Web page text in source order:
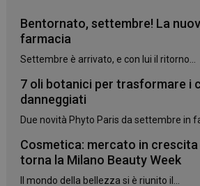
Bentornato, settembre! La
farmacia
Settembre è arrivato, e con lui il ritorno...
7 oli botanici per trasformare i
danneggiati
Due novità Phyto Paris da settembre in
Cosmetica: mercato in
torna la Milano Beauty Week
Il mondo della bellezza si è riunito il...